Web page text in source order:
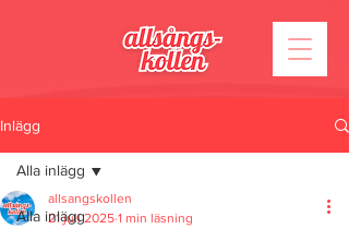
Inlägg
Alla inlägg
Alla inlägg
allsangskollen
21 juli 2025 1 min läsning